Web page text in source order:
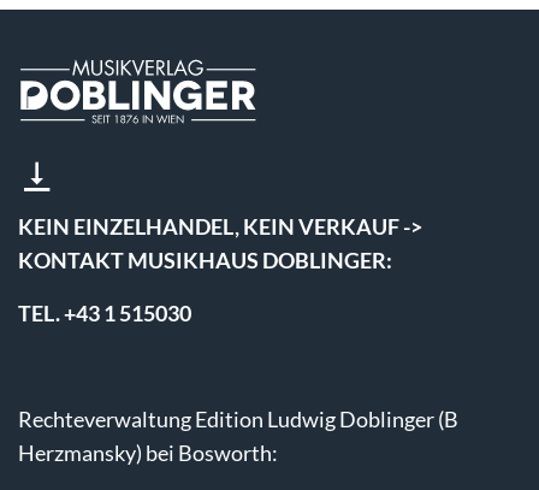
KEIN EINZELHANDEL, KEIN VERKAUF ->
KONTAKT MUSIKHAUS DOBLINGER:
TEL. +43 1 515030
Rechteverwaltung Edition Ludwig Doblinger (B
Herzmansky) bei Bosworth: